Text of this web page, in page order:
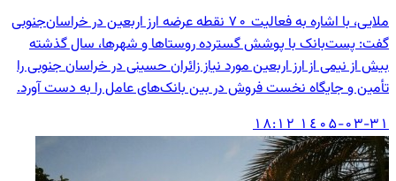
ملایی، با اشاره به فعالیت ۷۰ نقطه عرضه ارز اربعین در خراسان‌جنوبی
گفت: پست‌بانک با پوشش گسترده روستاها و شهرها، سال گذشته
بیش از نیمی از ارز اربعین مورد نیاز زائران حسینی در خراسان جنوبی را
تأمین و جایگاه نخست فروش در بین بانک‌های عامل را به دست آورد.
۱٤۰۵-۰۳-۳۱ ۱۸:۱۲